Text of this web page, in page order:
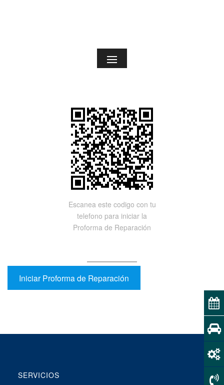
Escanea este codigo con tu
telefono para iniciar la
Proforma de Reparación
Iniciar Proforma de Reparación
SERVICIOS